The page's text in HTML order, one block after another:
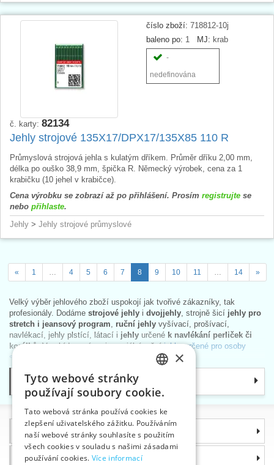
číslo zboží: 718812-10j
baleno po: 1 MJ: krab
-
nedefinována
č. karty: 82134
Jehly strojové 135X17/DPX17/135X85 110 R
Průmyslová strojová jehla s kulatým dříkem. Průměr dříku 2,00 mm,
délka po ouško 38,9 mm, špička R. Německý výrobek, cena za 1
krabičku (10 jehel v krabičce).
Cena výrobku se zobrazí až po přihlášení. Prosím registrujte se
nebo přihlaste.
Jehly > Jehly strojové průmyslové
« 1 4 5 6 7 8 9 10 11 14 »
Velký výběr jehlového zboží uspokojí jak tvořivé zákazníky, tak
profesionály. Dodáme strojové jehly i dvojjehly , strojně šicí jehly pro
stretch i jeansový program
ruční jehly vyšívací, prošívací,
navlékací, jehly plstící, látací i jehly určené k navlékání perliček či
korálků. V nabídce máme i speciální ručníjehly, určené pro osoby
s horším zrakem
Dále si můžete vybrat
řemeslnické
i čalounické kulačky. Oblíbené i užitečné
navlékače, náprstky, jehelníčky, mapky,…
Špendlíkynaleznete v samostatné kategorii.
: Děti jsou tvořivé a rády napodobují dospělé. Pro výuku dětí
doporučujemebezpečné plastové vyšívací jehly
Kategorie
Informace
Proč si zvolit právě nás
ENGLISH
GERMAN
×
Tyto webové stránky
používají soubory cookie.
Tato webová stránka používá cookies ke
zlepšení uživatelského zážitku. Používáním
naší webové stránky souhlasíte s použitím
všech cookies v souladu s našimi zásadami
používání cookies. Více informací